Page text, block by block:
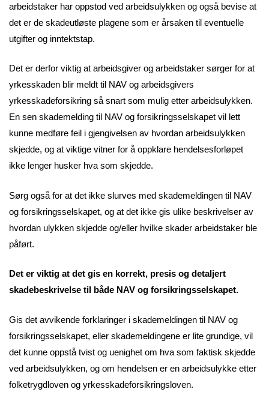
arbeidstaker har oppstod ved arbeidsulykken og også bevise at
det er de skadeutløste plagene som er årsaken til eventuelle
utgifter og inntektstap.
Det er derfor viktig at arbeidsgiver og arbeidstaker sørger for at
yrkesskaden blir meldt til NAV og arbeidsgivers
yrkesskadeforsikring så snart som mulig etter arbeidsulykken.
En sen skademelding til NAV og forsikringsselskapet vil lett
kunne medføre feil i gjengivelsen av hvordan arbeidsulykken
skjedde, og at viktige vitner for å oppklare hendelsesforløpet
ikke lenger husker hva som skjedde.
Sørg også for at det ikke slurves med skademeldingen til NAV
og forsikringsselskapet, og at det ikke gis ulike beskrivelser av
hvordan ulykken skjedde og/eller hvilke skader arbeidstaker ble
påført.
Det er viktig at det gis en korrekt, presis og detaljert
skadebeskrivelse til både NAV og forsikringsselskapet.
Gis det avvikende forklaringer i skademeldingen til NAV og
forsikringsselskapet, eller skademeldingene er lite grundige, vil
det kunne oppstå tvist og uenighet om hva som faktisk skjedde
ved arbeidsulykken, og om hendelsen er en arbeidsulykke etter
folketrygdloven og yrkesskadeforsikringsloven.